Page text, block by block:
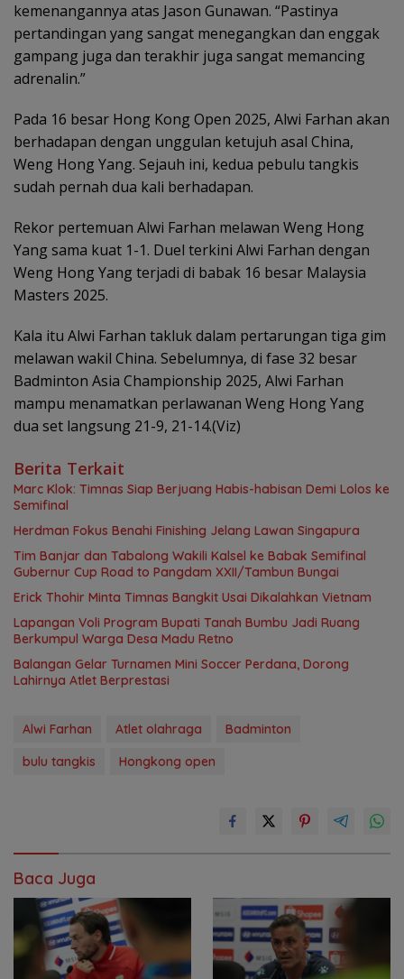
kemenangannya atas Jason Gunawan. “Pastinya
pertandingan yang sangat menegangkan dan enggak
gampang juga dan terakhir juga sangat memancing
adrenalin.”
Pada 16 besar Hong Kong Open 2025, Alwi Farhan akan
berhadapan dengan unggulan ketujuh asal China,
Weng Hong Yang. Sejauh ini, kedua pebulu tangkis
sudah pernah dua kali berhadapan.
Rekor pertemuan Alwi Farhan melawan Weng Hong
Yang sama kuat 1-1. Duel terkini Alwi Farhan dengan
Weng Hong Yang terjadi di babak 16 besar Malaysia
Masters 2025.
Kala itu Alwi Farhan takluk dalam pertarungan tiga gim
melawan wakil China. Sebelumnya, di fase 32 besar
Badminton Asia Championship 2025, Alwi Farhan
mampu menamatkan perlawanan Weng Hong Yang
dua set langsung 21-9, 21-14.(Viz)
Berita Terkait
Marc Klok: Timnas Siap Berjuang Habis-habisan Demi Lolos ke
Semifinal
Herdman Fokus Benahi Finishing Jelang Lawan Singapura
Tim Banjar dan Tabalong Wakili Kalsel ke Babak Semifinal
Gubernur Cup Road to Pangdam XXII/Tambun Bungai
Erick Thohir Minta Timnas Bangkit Usai Dikalahkan Vietnam
Lapangan Voli Program Bupati Tanah Bumbu Jadi Ruang
Berkumpul Warga Desa Madu Retno
Balangan Gelar Turnamen Mini Soccer Perdana, Dorong
Lahirnya Atlet Berprestasi
Alwi Farhan Atlet olahraga
Badminton
bulu tangkis
Hongkong open
Baca Juga